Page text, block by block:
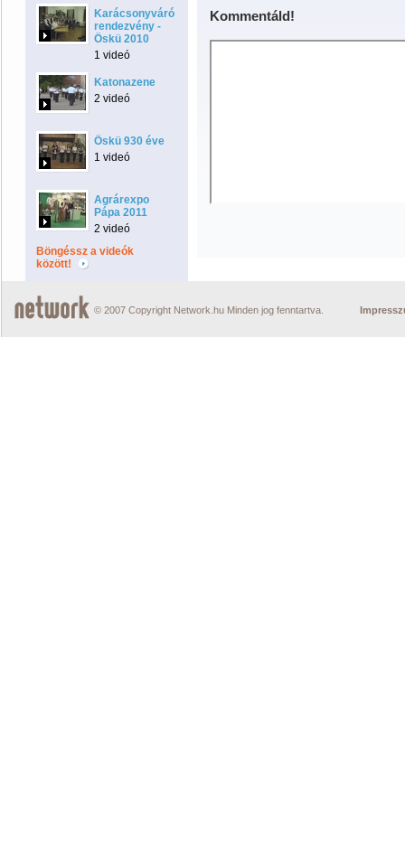
Karácsonyváró
rendezvény -
Öskü 2010
1 videó
Katonazene
2 videó
Öskü 930 éve
1 videó
Agrárexpo
Pápa 2011
2 videó
Böngéssz a videók
között!
Kommentáld!
© 2007 Copyright Network.hu Minden jog fenntartva.